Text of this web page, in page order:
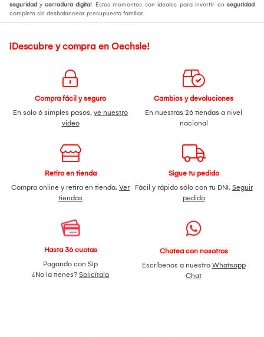
seguridad y cerradura digital. Estos momentos son ideales para invertir en seguridad
completa sin desbalancear presupuesto familiar.
¡Descubre y compra en Oechsle!
Compra fácil y seguro
En solo 6 simples pasos, ve nuestro
video
Cambios y devoluciones
En nuestras 26 tiendas a nivel
nacional
Retiro en tienda
Compra online y retira en tienda. Ver
tiendas
Sigue tu pedido
Fácil y rápido sólo con tu DNI. Seguir
pedido
Hasta 36 cuotas
Pagando con Sip
¿No la tienes? Solicítala
Chatea con nosotros
Escríbenos a nuestro Whatsapp
Chat